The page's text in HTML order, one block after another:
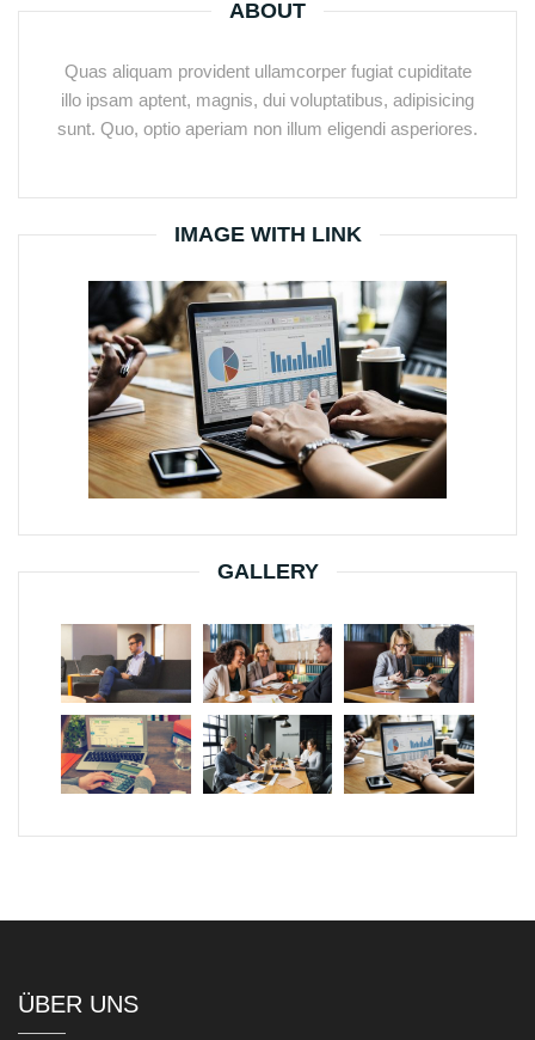
ABOUT
Quas aliquam provident ullamcorper fugiat cupiditate
illo ipsam aptent, magnis, dui voluptatibus, adipisicing
sunt. Quo, optio aperiam non illum eligendi asperiores.
IMAGE WITH LINK
GALLERY
ÜBER UNS